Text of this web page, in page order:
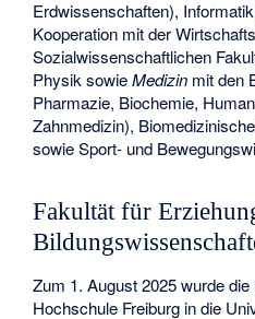
Erdwissenschaften),
Kooperation mit der
Sozialwissenschaftlichen
Physik sowieMedizin mit den
Pharmazie, Biochemie,
Zahnmedizin),
sowie Sport- und
Fakultät für
Zum 1. August 2025 wurde
Hochschule Freiburg in die